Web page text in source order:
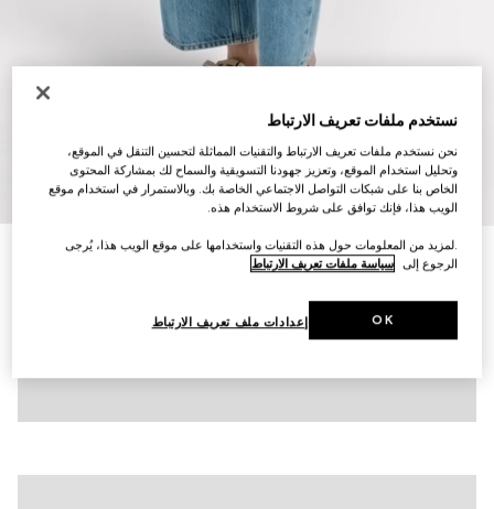
/
7
خُفّ Screener للنساء
تنويعاتجلد باللون البيج
نستخدم ملفات تعريف الارتباط
نحن نستخدم ملفات تعريف الارتباط والتقنيات المماثلة لتحسين التنقل في الموقع،
وتحليل استخدام الموقع، وتعزيز جهودنا التسويقية والسماح لك بمشاركة المحتوى
الخاص بنا على شبكات التواصل الاجتماعي الخاصة بك. وبالاستمرار في استخدام موقع
الويب هذا، فإنك توافق على شروط الاستخدام هذه.
.لمزيد من المعلومات حول هذه التقنيات واستخدامها على موقع الويب هذا، يُرجى
الرجوع إلى سياسة ملفات تعريف الارتباط
إعدادات ملف تعريف الارتباط OK